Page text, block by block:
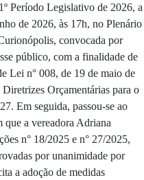
Período Legislativo de 2026, a
de 2026, às 17h, no Plenário
convocada por
público, com a finalidade de
Lei n° 008, de 19 de maio de
Orçamentárias para o
Em seguida, passou-se ao
que a vereadora Adriana
n° 18/2025 e n° 27/2025,
por unanimidade por
a adoção de medidas